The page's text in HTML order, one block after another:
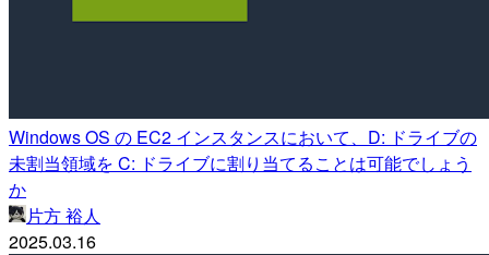
Windows OS の EC2 インスタンスにおいて、D: ドライブの
未割当領域を C: ドライブに割り当てることは可能でしょう
か
片方 裕人
2025.03.16